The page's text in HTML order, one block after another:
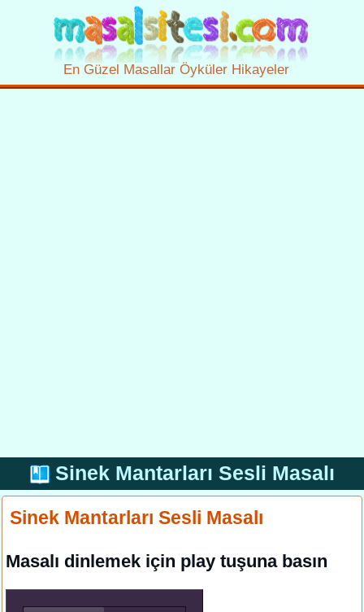
En Güzel Masallar Öyküler Hikayeler
Sinek Mantarları Sesli Masalı
Sinek Mantarları Sesli Masalı
Masalı dinlemek için play tuşuna basın